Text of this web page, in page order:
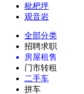
枇杷坪
观音岩
全部分类
招聘求职
房屋租售
门市转租
二手车
拼车